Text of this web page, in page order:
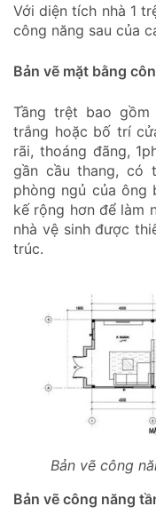
Với diện tích nhà 1
công năng sau của
Bản vẽ mặt bằng
Tầng trệt bao gồm
trắng hoặc bố trí
rãi, thoáng đãng,
gần cầu thang, có
phòng ngủ của ông
kế rộng hơn để làm
nhà vệ sinh được
trúc.
Bản vẽ công
Bản vẽ công năng